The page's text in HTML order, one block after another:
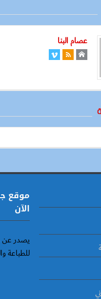
عصام البنا
موقع
الآن
يصدر عن
للطباعة